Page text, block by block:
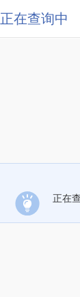
正在查询中
正在